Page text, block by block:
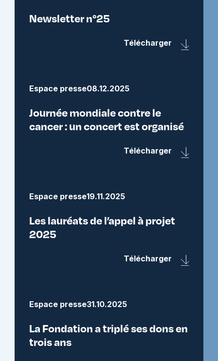
Newsletter n°25
Télécharger
Espace presse08.12.2025
Journée mondiale contre le
cancer : un concert est organisé
Télécharger
Espace presse19.11.2025
Les lauréats de l’appel à projet
2025
Télécharger
Espace presse31.10.2025
La Fondation a triplé ses dons en
trois ans